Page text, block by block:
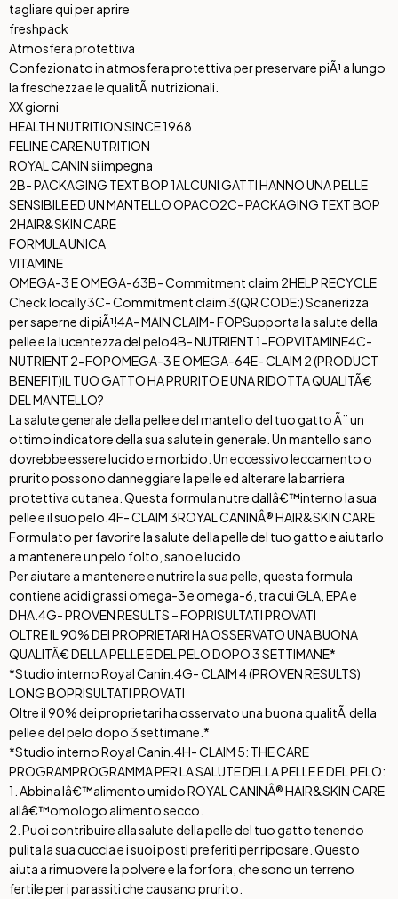
tagliare qui per aprire
freshpack
Atmosfera protettiva
Confezionato in atmosfera protettiva per preservare piÃ¹ a lungo
la freschezza e le qualitÃ nutrizionali.
XX giorni
HEALTH NUTRITION SINCE 1968
FELINE CARE NUTRITION
ROYAL CANIN si impegna
2B- PACKAGING TEXT BOP 1ALCUNI GATTI HANNO UNA PELLE
SENSIBILE ED UN MANTELLO OPACO2C- PACKAGING TEXT BOP
2HAIR&SKIN CARE
FORMULA UNICA
VITAMINE
OMEGA-3 E OMEGA-63B- Commitment claim 2HELP RECYCLE
Check locally3C- Commitment claim 3(QR CODE:) Scanerizza
per saperne di piÃ¹!4A- MAIN CLAIM- FOPSupporta la salute della
pelle e la lucentezza del pelo4B- NUTRIENT 1-FOPVITAMINE4C-
NUTRIENT 2-FOPOMEGA-3 E OMEGA-64E- CLAIM 2 (PRODUCT
BENEFIT)IL TUO GATTO HA PRURITO E UNA RIDOTTA QUALITÃ€
DEL MANTELLO?
La salute generale della pelle e del mantello del tuo gatto Ã¨ un
ottimo indicatore della sua salute in generale. Un mantello sano
dovrebbe essere lucido e morbido. Un eccessivo leccamento o
prurito possono danneggiare la pelle ed alterare la barriera
protettiva cutanea. Questa formula nutre dallâ€™interno la sua
pelle e il suo pelo. 4F- CLAIM 3ROYAL CANINÂ® HAIR&SKIN CARE
Formulato per favorire la salute della pelle del tuo gatto e aiutarlo
a mantenere un pelo folto, sano e lucido.
Per aiutare a mantenere e nutrire la sua pelle, questa formula
contiene acidi grassi omega-3 e omega-6, tra cui GLA, EPA e
DHA. 4G- PROVEN RESULTS – FOPRISULTATI PROVATI
OLTRE IL 90% DEI PROPRIETARI HA OSSERVATO UNA BUONA
QUALITÃ€ DELLA PELLE E DEL PELO DOPO 3 SETTIMANE*
*Studio interno Royal Canin. 4G- CLAIM 4 (PROVEN RESULTS)
LONG BOPRISULTATI PROVATI
Oltre il 90% dei proprietari ha osservato una buona qualitÃ della
pelle e del pelo dopo 3 settimane.*
*Studio interno Royal Canin. 4H- CLAIM 5: THE CARE
PROGRAMPROGRAMMA PER LA SALUTE DELLA PELLE E DEL PELO:
1. Abbina lâ€™alimento umido ROYAL CANINÂ® HAIR&SKIN CARE
allâ€™omologo alimento secco.
2. Puoi contribuire alla salute della pelle del tuo gatto tenendo
pulita la sua cuccia e i suoi posti preferiti per riposare. Questo
aiuta a rimuovere la polvere e la forfora, che sono un terreno
fertile per i parassiti che causano prurito.